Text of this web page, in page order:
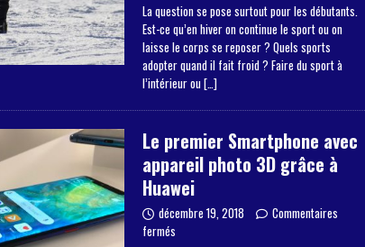
La question se pose surtout pour les débutants.
Est-ce qu’en hiver on continue le sport ou on
laisse le corps se reposer ? Quels sports
adopter quand il fait froid ? Faire du sport à
l’intérieur ou […]
Le premier Smartphone avec
appareil photo 3D grâce à
Huawei
décembre 19, 2018
Commentaires
fermés